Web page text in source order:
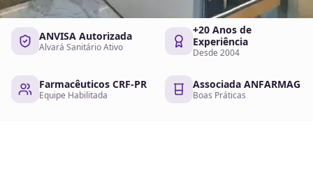
ANVISA Autorizada
Alvará Sanitário Ativo
+20 Anos de
Experiência
Desde 2004
Farmacêuticos CRF-PR
Equipe Habilitada
Associada ANFARMAG
Boas Práticas